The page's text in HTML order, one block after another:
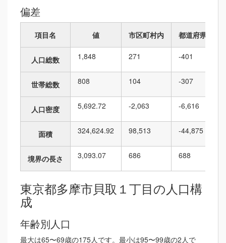
偏差
項目名 値 市区町村内 都道府県内
人口総数 1,848 271 -401
世帯総数 808 104 -307
人口密度 5,692.72 -2,063 -6,616
面積 324,624.92 98,513 -44,875
境界の長さ 3,093.07 686 688
東京都多摩市貝取１丁目の人口構
成
年齢別人口
最大は65〜69歳の175人です。最小は95〜99歳の2人で